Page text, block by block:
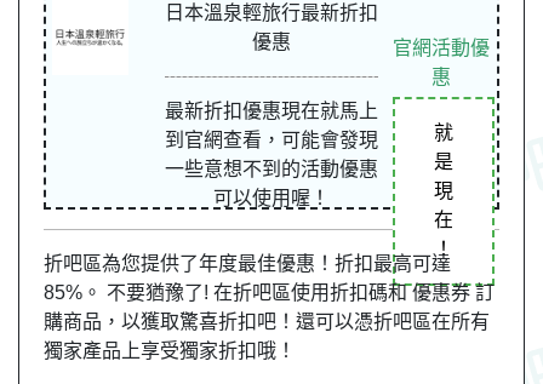
日本溫泉輕旅行最新折扣
優惠
最新折扣優惠現在就馬上
到官網查看，可能會發現
一些意想不到的活動優惠
可以使用喔！
官網活動優
惠
就
是
現
在
！
折吧區為您提供了年度最佳優惠！折扣最高可達
85%。 不要猶豫了! 在折吧區使用折扣碼和 優惠券 訂
購商品，以獲取驚喜折扣吧！還可以憑折吧區在所有
獨家產品上享受獨家折扣哦！